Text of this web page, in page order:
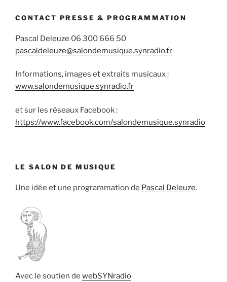
CONTACT PRESSE & PROGRAMMATION
Pascal Deleuze 06 300 666 50
pascaldeleuze@salondemusique.synradio.fr
Informations, images et extraits musicaux :
www.salondemusique.synradio.fr
et sur les réseaux Facebook :
https://www.facebook.com/salondemusique.synradio
LE SALON DE MUSIQUE
Une idée et une programmation de Pascal Deleuze.
Avec le soutien de webSYNradio